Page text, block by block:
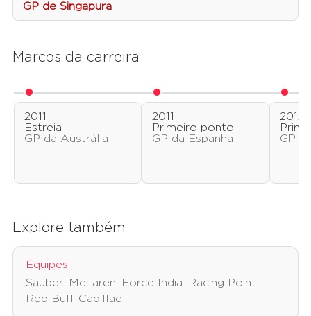
GP de Singapura
Marcos da carreira
2011
Estreia
GP da Austrália
2011
Primeiro ponto
GP da Espanha
2012
GP
Explore também
Equipes
Sauber
McLaren Force India
Racing Point
Red Bull
Cadillac